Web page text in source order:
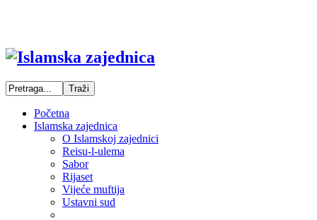
Početna
Islamska zajednica
O Islamskoj zajednici
Reisu-l-ulema
Sabor
Rijaset
Vijeće muftija
Ustavni sud